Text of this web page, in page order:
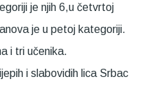
je njih 6,u četvrtoj
je u petoj kategoriji.
i tri učenika.
i slabovidih lica Srbac